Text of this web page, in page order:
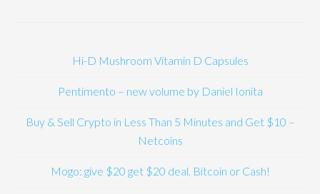
Hi-D Mushroom Vitamin D Capsules
Pentimento – new volume by Daniel Ionita
Buy & Sell Crypto in Less Than 5 Minutes and Get $10 –
Netcoins
Mogo: give $20 get $20 deal, Bitcoin or Cash!